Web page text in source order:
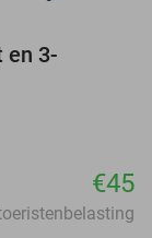
en 3-
€45